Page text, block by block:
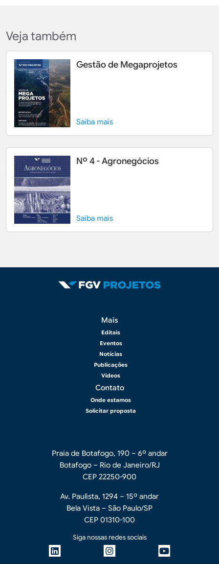
Veja também
Gestão de Megaprojetos
Saiba mais
Nº 4 - Agronegócios
Saiba mais
Mais
Editais
Eventos
Notícias
Publicações
Vídeos
Contato
Onde estamos
Solicitar proposta
Praia de Botafogo, 190 – 6º andar
Botafogo – Rio de Janeiro/RJ
CEP 22250-900
Av. Paulista, 1294 – 15º andar
Bela Vista – São Paulo/SP
CEP 01310-100
Siga nossas redes sociais